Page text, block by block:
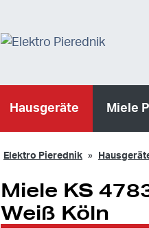
Hausgeräte Miele
Elektro Pierednik
Miele KS
Weiß Köln